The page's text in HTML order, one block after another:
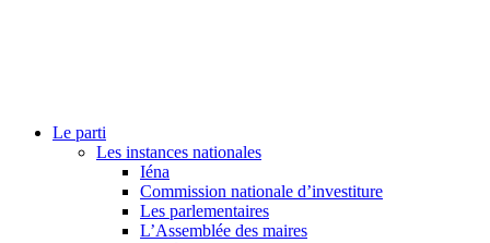
Le parti
Les instances nationales
Iéna
Commission nationale d’investiture
Les parlementaires
L’Assemblée des maires